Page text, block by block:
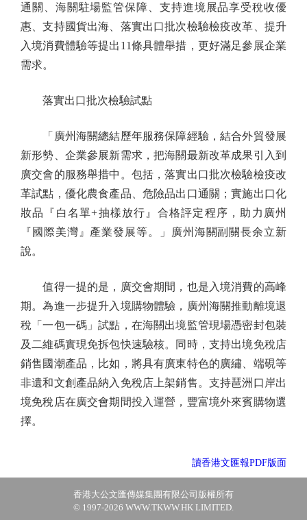
通關、海關駐場監管保障、支持進境展品享受稅收優
惠、支持國貨出海、落實出口批次檢驗檢疫改革、提升
入境消費體驗等提出11條具體舉措，更好滿足參展企業
需求。
落實出口批次檢驗試點
「廣州海關總結歷年服務保障經驗，結合外貿發展
新形勢、企業參展新需求，把海關最新改革成果引入到
廣交會的服務舉措中。包括，落實出口批次檢驗檢疫改
革試點，優化農食產品、危險品出口通關；實施出口化
妝品『白名單+抽樣放行』合格評定程序，助力廣州
『國際美灣』產業發展等。」廣州海關副關長余立新
說。
值得一提的是，廣交會期間，也是入境消費的高峰
期。為進一步提升入境購物體驗，廣州海關推動離境退
稅「一包一碼」試點，在海關出境監管現場憑密封包裝
及二維碼實現免拆包快速驗核。同時，支持出境免稅店
銷售國潮產品，比如，將具有廣東特色的廣繡、端硯等
非遺和文創產品納入免稅店上架銷售。支持琶洲口岸出
境免稅店在廣交會期間投入運營，豐富境外來賓購物選
擇。
讀香港文匯報PDF版面
香港大公文匯傳媒集團有限公司版權所有
© 1997-2026 WWW.TKWW.HK LIMITED.